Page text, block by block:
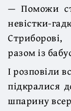
— Поможи
невістки-
разом із
І розповіли
підкралися
шпарину